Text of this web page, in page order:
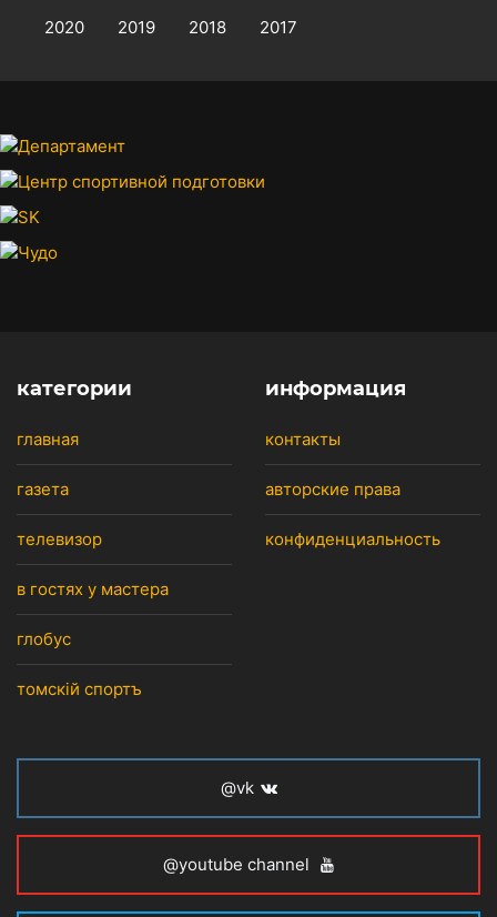
2020 2019 2018 2017
категории
главная
газета
телевизор
в гостях у мастера
глобус
томскiй спортъ
информация
контакты
авторские права
конфиденциальность
@vk
@youtube channel